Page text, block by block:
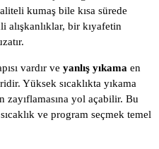
kumaş bile kısa sürede
alışkanlıklar, bir kıyafetin
vardır ve yanlış yıkama en
Yüksek sıcaklıkta yıkama
zayıflamasına yol açabilir. Bu
ve program seçmek temel